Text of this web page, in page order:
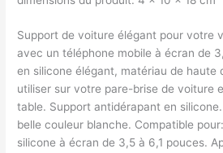
Support de voiture élégant pour votre
avec un téléphone mobile à écran de
en silicone élégant, matériau de haute
utiliser sur votre pare-brise de voiture
table. Support antidérapant en
belle couleur blanche. Compatible
silicone à écran de 3,5 à 6,1 pouces.